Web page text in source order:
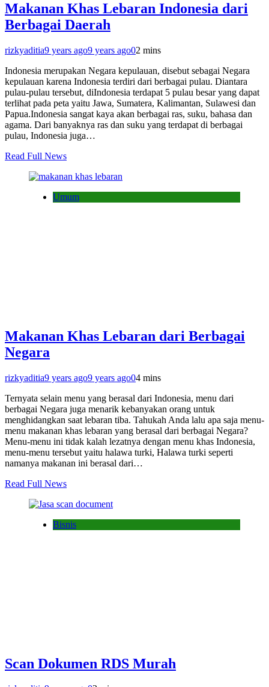
Makanan Khas Lebaran Indonesia dari
Berbagai Daerah
rizkyaditia9 years ago9 years ago02 mins
Indonesia merupakan Negara kepulauan, disebut sebagai Negara
kepulauan karena Indonesia terdiri dari berbagai pulau. Diantara
pulau-pulau tersebut, diIndonesia terdapat 5 pulau besar yang dapat
terlihat pada peta yaitu Jawa, Sumatera, Kalimantan, Sulawesi dan
Papua.Indonesia sangat kaya akan berbagai ras, suku, bahasa dan
agama. Dari banyaknya ras dan suku yang terdapat di berbagai
pulau, Indonesia juga…
Read Full News
Umum
Makanan Khas Lebaran dari Berbagai
Negara
rizkyaditia9 years ago9 years ago04 mins
Ternyata selain menu yang berasal dari Indonesia, menu dari
berbagai Negara juga menarik kebanyakan orang untuk
menghidangkan saat lebaran tiba. Tahukah Anda lalu apa saja menu-
menu makanan khas lebaran yang berasal dari berbagai Negara?
Menu-menu ini tidak kalah lezatnya dengan menu khas Indonesia,
menu-menu tersebut yaitu halawa turki, Halawa turki seperti
namanya makanan ini berasal dari…
Read Full News
Bisnis
Scan Dokumen RDS Murah